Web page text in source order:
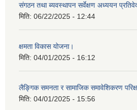
संगठन तथा ब्यवस्थापन सर्वेक्षण अध्ययन
मिति: 06/22/2025 - 12:44
क्षमता विकास योजना।
मिति: 04/01/2025 - 16:12
लैङ्गिक समनता र सामाजिक समावेशिकरण
मिति: 04/01/2025 - 15:56